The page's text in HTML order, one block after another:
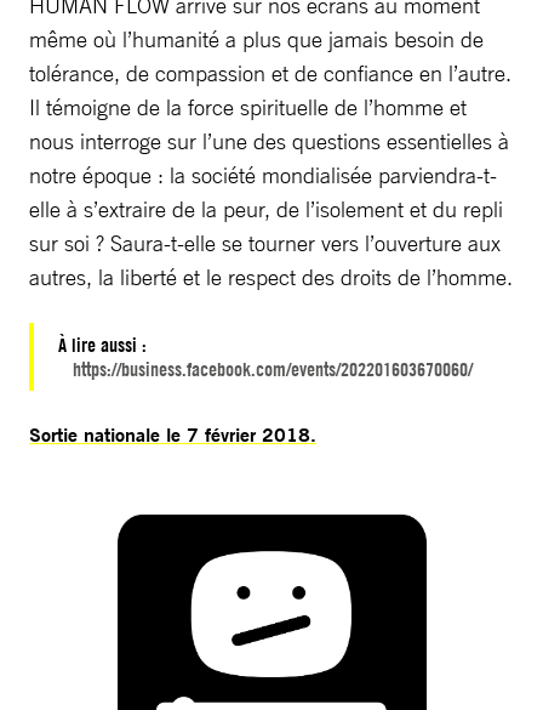
même où l’humanité a plus que jamais besoin de
tolérance, de compassion et de confiance en l’autre.
Il témoigne de la force spirituelle de l’homme et
nous interroge sur l’une des questions essentielles à
notre époque : la société mondialisée parviendra-t-
elle à s’extraire de la peur, de l’isolement et du repli
sur soi ? Saura-t-elle se tourner vers l’ouverture aux
autres, la liberté et le respect des droits de l’homme.
À lire aussi :
https://business.facebook.com/events/202201603670060/
Sortie nationale le 7 février 2018.